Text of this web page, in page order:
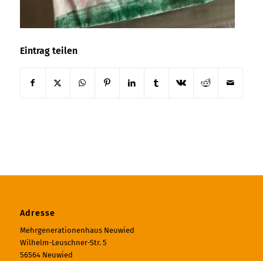
Eintrag teilen
Adresse
Mehrgenerationenhaus Neuwied
Wilhelm-Leuschner-Str. 5
56564 Neuwied